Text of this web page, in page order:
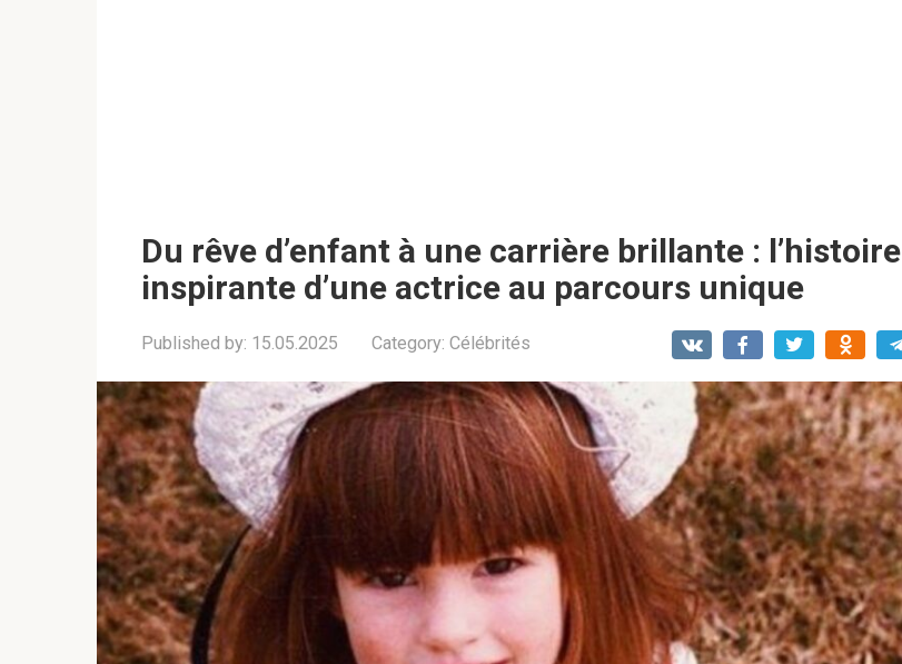
Du rêve d’enfant à une carrière brillante : l’histoire
inspirante d’une actrice au parcours unique
Published by: 15.05.2025 Category: Célébrités